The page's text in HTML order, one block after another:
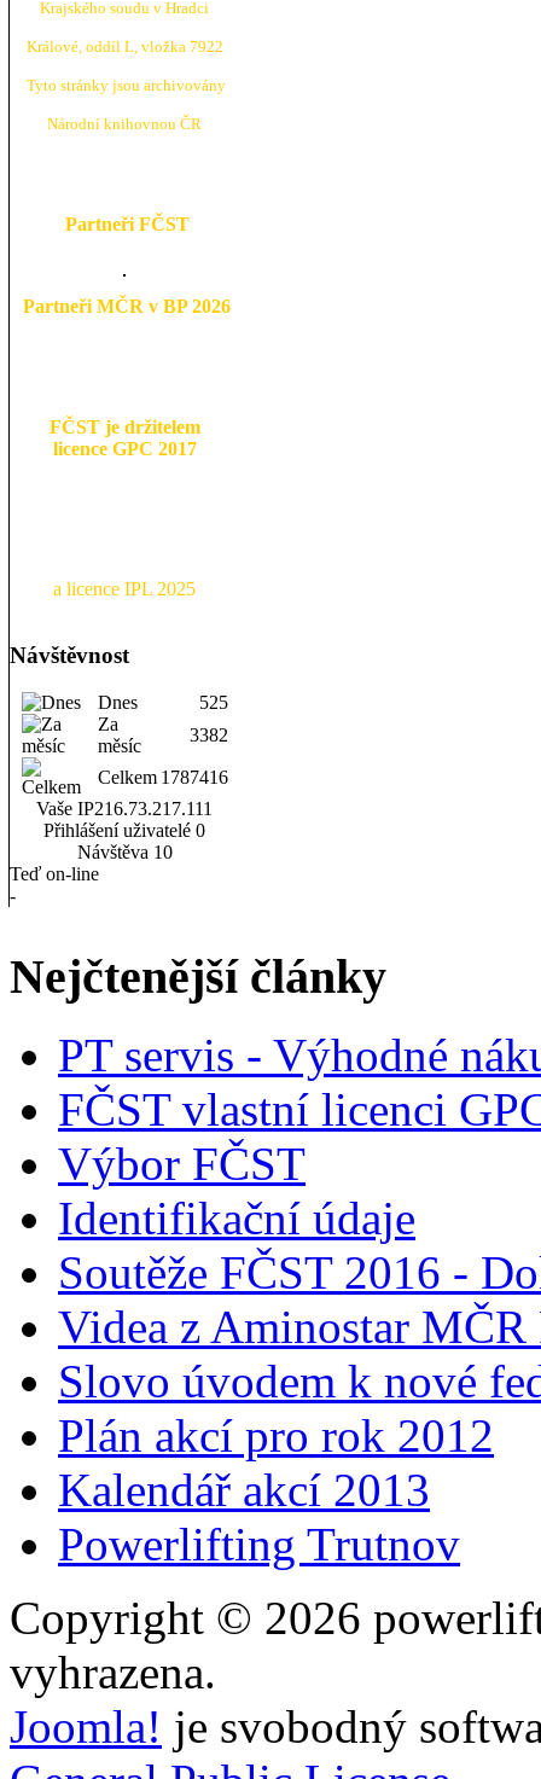
Krajského soudu v Hradci
Králové, oddíl L, vložka 7922
Tyto stránky jsou archivovány
Národní knihovnou ČR
Partneři FČST
Partneři MČR v BP 2026
FČST je držitelem
licence GPC 2017
a licence IPL 2025
Návštěvnost
Dnes
525
Za
měsíc
3382
Celkem 1787416
Vaše IP216.73.217.111
Přihlášení uživatelé 0
Návštěva 10
Teď on-line
-
Nejčtenější články
PT servis - Výhodné
FČST vlastní licenci
Výbor FČST
Identifikační údaje
Soutěže FČST 2016 -
Videa z Aminostar MČR
Slovo úvodem k nové
Plán akcí pro rok 2012
Kalendář akcí 2013
Powerlifting Trutnov
Copyright © 2026
vyhrazena.
Joomla! je svobodný